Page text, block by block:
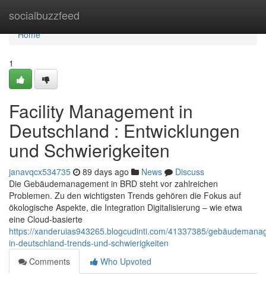
socialbuzzfeed
Home
Home
1
Facility Management in
Deutschland : Entwicklungen
und Schwierigkeiten
janavqcx534735 89 days ago News
Discuss
Die Gebäudemanagement in BRD steht vor zahlreichen
Problemen. Zu den wichtigsten Trends gehören die Fokus auf
ökologische Aspekte, die Integration Digitalisierung – wie etwa
eine Cloud-basierte
https://xanderuias943265.blogcudinti.com/41337385/
in-deutschland-trends-und-schwierigkeiten
Comments
Who Upvoted